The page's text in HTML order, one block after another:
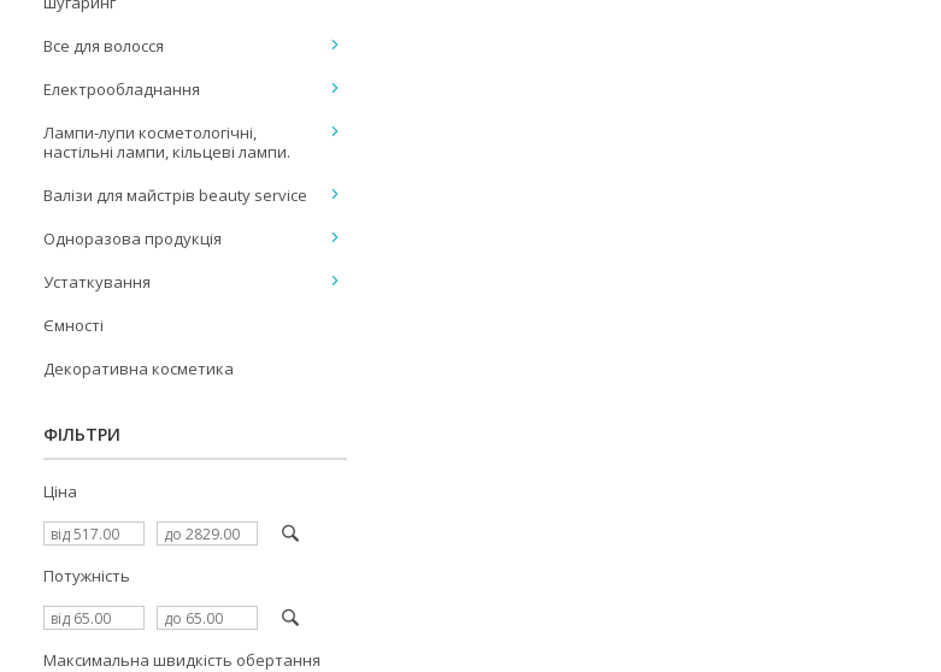
Все для волосся
Електрообладнання
Лампи-лупи косметологічні,
настільні лампи, кільцеві лампи.
Валізи для майстрів beauty service
Одноразова продукція
Устаткування
Ємності
Декоративна косметика
ФІЛЬТРИ
Ціна
Потужність
Максимальна швидкість обертання